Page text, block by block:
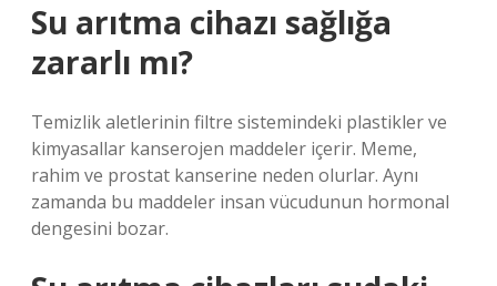
Su arıtma cihazı sağlığa
zararlı mı?
Temizlik aletlerinin filtre sistemindeki plastikler ve
kimyasallar kanserojen maddeler içerir. Meme,
rahim ve prostat kanserine neden olurlar. Aynı
zamanda bu maddeler insan vücudunun hormonal
dengesini bozar.